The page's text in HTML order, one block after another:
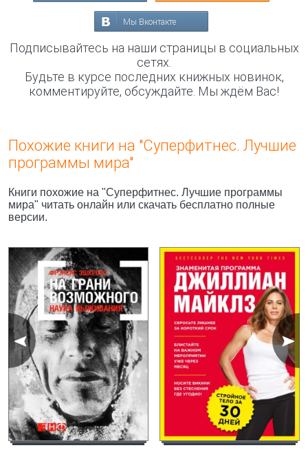
Мы Вконтакте
Подписывайтесь на наши страницы в социальных
сетях.
Будьте в курсе последних книжных новинок,
комментируйте, обсуждайте. Мы ждём Вас!
Похожие книги на "Суперфитнес. Лучшие
программы мира"
Книги похожие на "Суперфитнес. Лучшие программы
мира" читать онлайн или скачать бесплатно полные
версии.